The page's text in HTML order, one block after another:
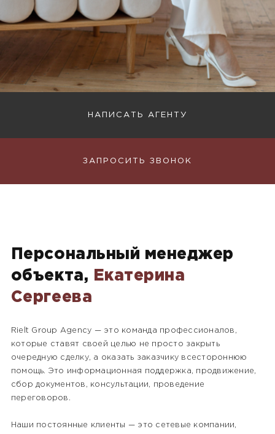
НАПИСАТЬ АГЕНТУ
ЗАПРОСИТЬ ЗВОНОК
Персональный менеджер
объекта,
Екатерина
Сергеева
Rielt Group Agency — это команда профессионалов,
которые ставят своей целью не просто закрыть
очередную сделку, а оказать заказчику всестороннюю
помощь. Это информационная поддержка, продвижение,
сбор документов, консультации, проведение
переговоров.
Наши постоянные клиенты — это сетевые компании,